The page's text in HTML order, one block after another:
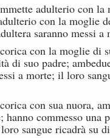
adulterio con
con la moglie
saranno messi a
con la moglie di
di suo padre;
a morte; il loro
con sua nuora,
hanno commesso una
sangue ricadrà su